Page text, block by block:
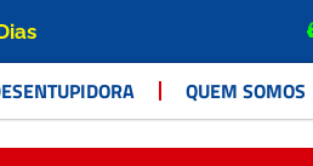
QUEM SOMOS